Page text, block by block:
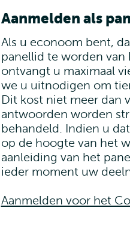
Aanmelden als
Als u econoom bent,
panellid te worden
ontvangt u maximaal
we u uitnodigen om
Dit kost niet meer dan
antwoorden worden
behandeld. Indien u
op de hoogte van het
aanleiding van het
ieder moment uw
Aanmelden voor het